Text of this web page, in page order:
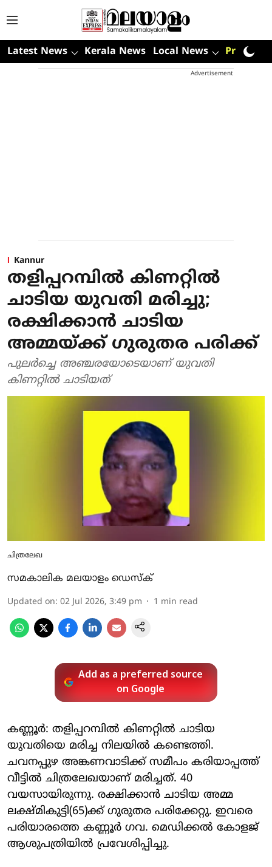
Latest News Kerala News Local News Premium
Advertisement
Kannur
തളിപ്പറമ്പില്‍ കിണറ്റില്‍
ചാടിയ യുവതി മരിച്ചു;
രക്ഷിക്കാന്‍ ചാടിയ
അമ്മയ്ക്ക് ഗുരുതര പരിക്ക്
പുലര്‍ച്ചെ അഞ്ചരയോടെയാണ് യുവതി
കിണറ്റില്‍ ചാടിയത്
ചിത്രലേഖ
സമകാലിക മലയാളം ഡെസ്ക്
Updated on: 02 Jul 2026, 3:49 pm 1 min read
Add as a preferred source
on Google
കണ്ണൂര്‍: തളിപ്പറമ്പില്‍ കിണറ്റില്‍ ചാടിയ
യുവതിയെ മരിച്ച നിലയില്‍ കണ്ടെത്തി.
ചവനപ്പുഴ അങ്കണവാടിക്ക് സമീപം കരിയാപ്പത്ത്
വീട്ടില്‍ ചിത്രലേഖയാണ് മരിച്ചത്. 40
വയസായിരുന്നു. രക്ഷിക്കാന്‍ ചാടിയ അമ്മ
ലക്ഷ്മികുട്ടി(65)ക്ക് ഗുരുതര പരിക്കേറ്റു. ഇവരെ
പരിയാരത്തെ കണ്ണൂര്‍ ഗവ. മെഡിക്കല്‍ കോളജ്
ആശുപത്രിയില്‍ പ്രവേശിപ്പിച്ചു.